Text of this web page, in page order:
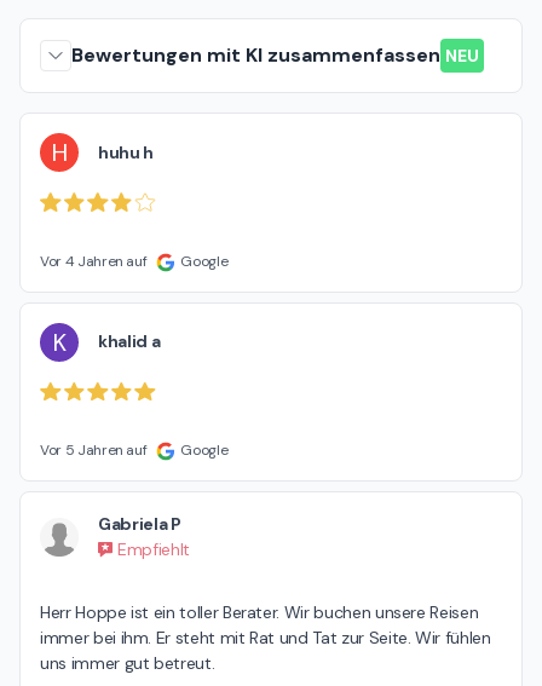
Bewertungen mit KI zusammenfassen NEU
H huhu h
Vor 4 Jahren auf Google
K khalid a
Vor 5 Jahren auf Google
Gabriela P
Empfiehlt
Herr Hoppe ist ein toller Berater. Wir buchen unsere Reisen
immer bei ihm. Er steht mit Rat und Tat zur Seite. Wir fühlen
uns immer gut betreut.